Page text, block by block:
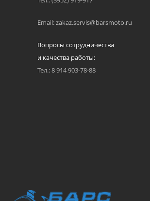
Email: zakaz.servis@barsmoto.ru
Вопросы сотрудничества
и качества работы:
Тел.: 8 914 903-78-88